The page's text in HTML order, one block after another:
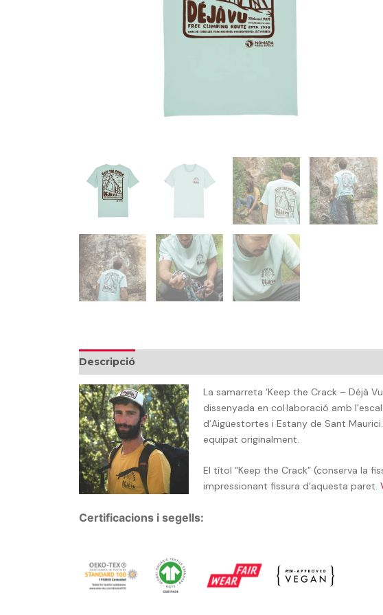
Descripció
La samarreta ‘Keep the Crack – Déjà
dissenyada en col·laboració amb
d’Aigüestortes i Estany de Sant
equipat originalment.
El títol “Keep the Crack” (conserva la
impressionant fissura d’aquesta paret.
Certificacions i segells: